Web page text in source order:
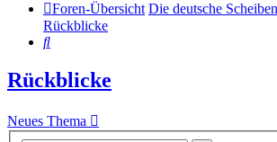
Foren-Übersicht Die deutsche
Rückblicke
Suche
Rückblicke
Neues Thema